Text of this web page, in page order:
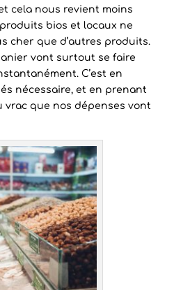
cela nous revient moins
bios et locaux ne
cher que d’autres produits.
vont surtout se faire
C’est en
nécessaire, et en prenant
vrac que nos dépenses vont